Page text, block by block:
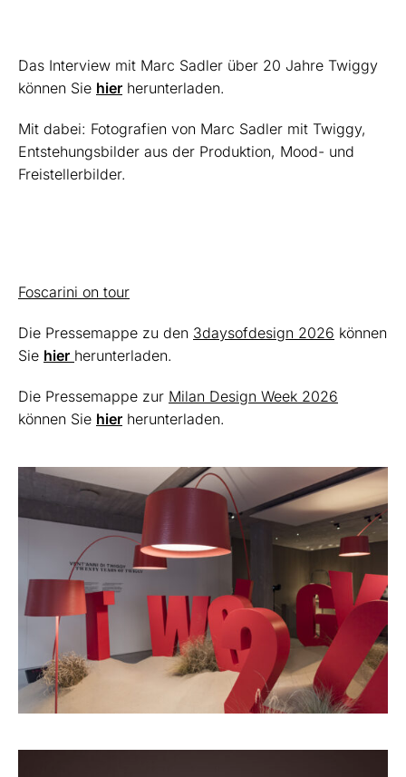
Das Interview mit Marc Sadler über 20 Jahre Twiggy
können Sie hier herunterladen.
Mit dabei: Fotografien von Marc Sadler mit Twiggy,
Entstehungsbilder aus der Produktion, Mood- und
Freistellerbilder.
Foscarini on tour
Die Pressemappe zu den 3daysofdesign 2026 können
Sie hier herunterladen.
Die Pressemappe zur Milan Design Week 2026
können Sie hier herunterladen.